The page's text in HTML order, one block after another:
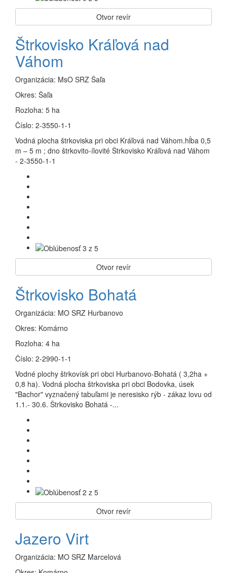
Otvor revír
Štrkovisko Kráľová nad
Váhom
Organizácia: MsO SRZ Šaľa
Okres: Šaľa
Rozloha: 5 ha
Číslo: 2-3550-1-1
Vodná plocha štrkoviska pri obci Kráľová nad Váhom.hĺba 0,5
m – 5 m ; dno štrkovito-ílovité Štrkovisko Kráľová nad Váhom
- 2-3550-1-1
Otvor revír
Štrkovisko Bohatá
Organizácia: MO SRZ Hurbanovo
Okres: Komárno
Rozloha: 4 ha
Číslo: 2-2990-1-1
Vodné plochy štrkovísk pri obci Hurbanovo-Bohatá ( 3,2ha +
0,8 ha). Vodná plocha štrkoviska pri obci Bodovka, úsek
"Bachor" vyznačený tabuľami je neresisko rýb - zákaz lovu od
1.1.- 30.6. Štrkovisko Bohatá -...
Otvor revír
Jazero Virt
Organizácia: MO SRZ Marcelová